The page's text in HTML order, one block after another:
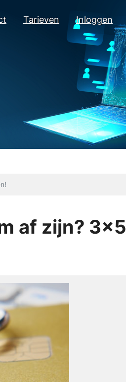
Tarieven Inloggen
af zijn? 3x5